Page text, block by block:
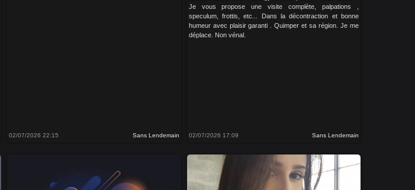
02/07/2026 22:15 Sans Lendemain
Je vous propose une visite complète, palpations ,
speculum, frottis, etc... Dans la décontraction et bonne
humeur avec plaisir garanti . Quimper et sa région. Je me
déplace. Non vénal.
02/07/2026 17:09 Sans Lendemain